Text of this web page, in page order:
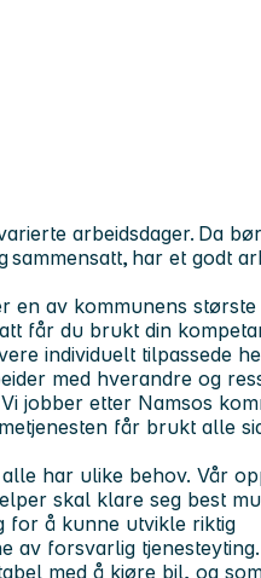
arbeidsdager. Da
har et godt
en av kommunens største
får du brukt din
individuelt tilpassede
med hverandre og
jobber etter Namsos
får brukt alle
har ulike behov. Vår
skal klare seg best
for å kunne utvikle riktig
av forsvarlig tjenesteyting.
med å kjøre bil, og